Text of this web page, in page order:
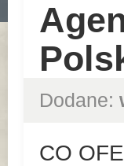
Dodane:
CO